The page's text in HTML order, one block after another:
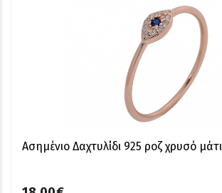
Ασημένιο Δαχτυλίδι 925 ροζ χρυσό μάτι